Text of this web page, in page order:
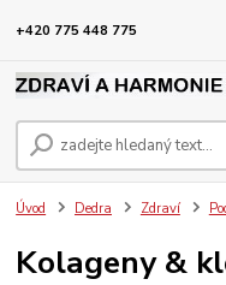
+420 775 448 775
Úvod Dedra Zdraví
Kolageny &